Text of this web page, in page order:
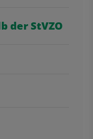
der StVZO